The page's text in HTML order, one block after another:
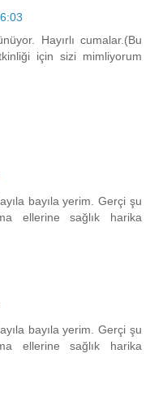
Hayırlı cumalar.(Bu
için sizi mimliyorum
bayıla yerim. Gerçi şu
ellerine sağlık harika
bayıla yerim. Gerçi şu
ellerine sağlık harika